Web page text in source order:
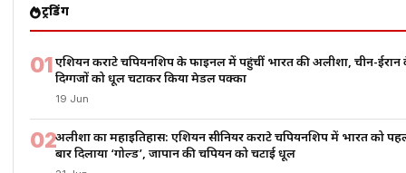
ट्रेंडिंग
01एशियन कराटे चैंपियनशिप के फाइनल में पहुंचीं भारत की अलीशा, चीन-ईरान
दिग्गजों को धूल चटाकर किया मेडल पक्का
19 Jun
02अलीशा का महाइतिहास: एशियन सीनियर कराटे चैंपियनशिप में भारत को
बार दिलाया ‘गोल्ड’, जापान की चैंपियन को चटाई धूल